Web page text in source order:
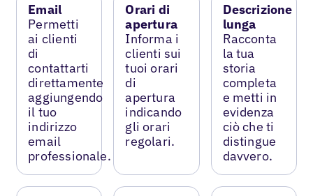
Email
Permetti
ai clienti
di
contattarti
direttamente
aggiungendo
il tuo
indirizzo
email
professionale.
Orari di
apertura
Informa i
clienti sui
tuoi orari
di
apertura
indicando
gli orari
regolari.
Descrizione
lunga
Racconta
la tua
storia
completa
e metti in
evidenza
ciò che ti
distingue
davvero.